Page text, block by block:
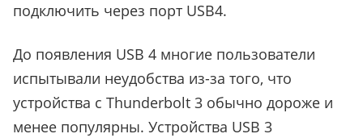
подключить через порт USB4.
До появления USB 4 многие пользователи
испытывали неудобства из-за того, что
устройства с Thunderbolt 3 обычно дороже и
менее популярны. Устройства USB 3